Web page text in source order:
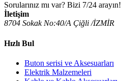
Sorularınız mı var? Bizi 7/24 arayın!
İletişim
8704 Sokak No:40/A Çiğli /İZMİR
Hızlı Bul
Buton serisi ve Aksesuarları
Elektrik Malzemeleri